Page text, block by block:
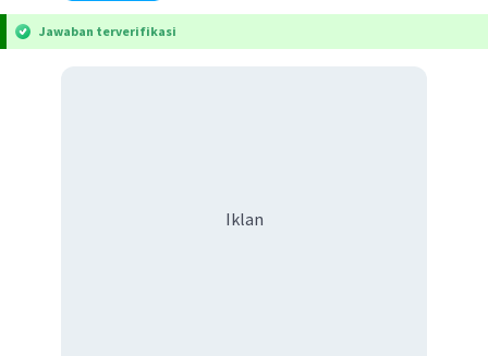
Jawaban terverifikasi
Iklan